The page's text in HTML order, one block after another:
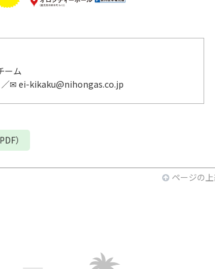
ーム
✉ ei-kikaku@nihongas.co.jp
）
ページの